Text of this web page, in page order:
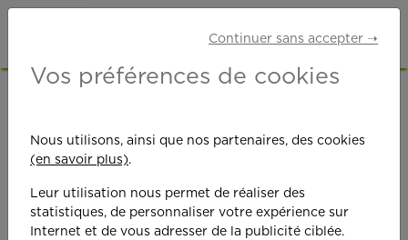
Continuer sans accepter ➝
Vos préférences de cookies
Nous utilisons, ainsi que nos partenaires, des cookies
(en savoir plus).
Leur utilisation nous permet de réaliser des
statistiques, de personnaliser votre expérience sur
Internet et de vous adresser de la publicité ciblée.